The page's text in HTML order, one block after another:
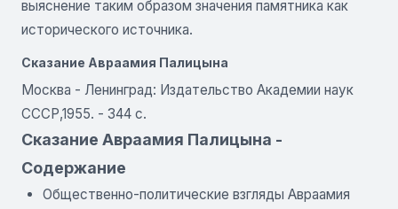
выяснение таким образом значения памятника как
исторического источника.
Сказание Авраамия Палицына
Москва - Ленинград: Издательство Академии наук
СССР,1955. - 344 с.
Сказание Авраамия Палицына -
Содержание
Общественно-политические взгляды Авраамия